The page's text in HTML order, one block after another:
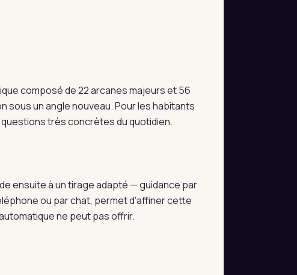
composé de 22 arcanes majeurs et 56
sous un angle nouveau. Pour les habitants
très concrètes du quotidien.
ensuite à un tirage adapté — guidance par
ou par chat, permet d'affiner cette
ne peut pas offrir.